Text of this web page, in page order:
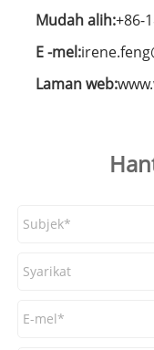
Mudah alih:+86-
E -mel:
Laman web: